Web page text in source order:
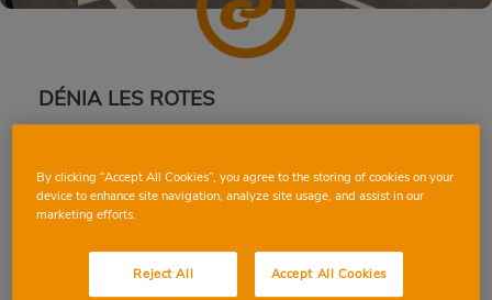
DÉNIA LES ROTES
Teléfono: 96 578 68 56
Cerrado
Jueves: 09:00-21:30
Viernes: 09:00-21:30
By clicking “Accept All Cookies”, you agree to the storing of cookies on your
device to enhance site navigation, analyze site usage, and assist in our
marketing efforts.
Reject All Accept All Cookies